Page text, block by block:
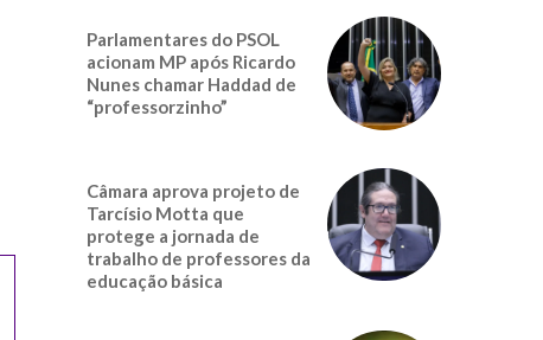
Parlamentares do PSOL
acionam MP após Ricardo
Nunes chamar Haddad de
“professorzinho”
Câmara aprova projeto de
Tarcísio Motta que
protege a jornada de
trabalho de professores da
educação básica